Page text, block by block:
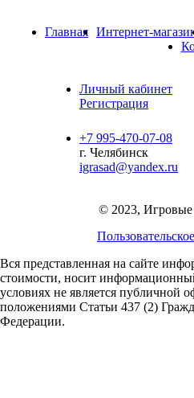
Главная Интернет-
Личный кабинет
Регистрация
+7 995-470-07-08
г. Челябинск
igrasad@yandex.ru
© 2023, Игровые
Вся представленная на сайте
стоимости, носит
условиях не является публичной
положениями Статьи 437 (2)
Федерации.